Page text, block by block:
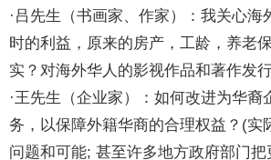
·吕先生（书画家、作家）：我关心海
时的利益，原来的房产，工龄，养老
实？对海外华人的影视作品和著作发
·王先生（企业家）：如何改进为华裔
务，以保障外籍华商的合理权益？(实
问题和可能; 甚至许多地方政府部门